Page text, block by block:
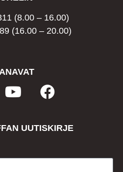
(8.00 – 16.00)
(16.00 – 20.00)
UUTISKIRJE